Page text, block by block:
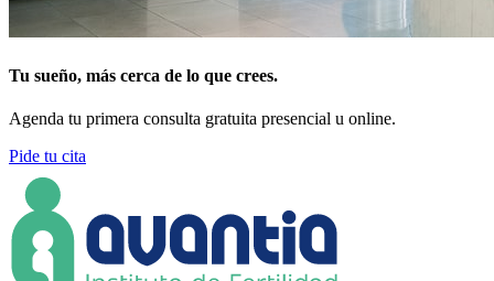
Tu sueño, más cerca de lo que crees.
Agenda tu primera consulta gratuita presencial u online.
Pide tu cita